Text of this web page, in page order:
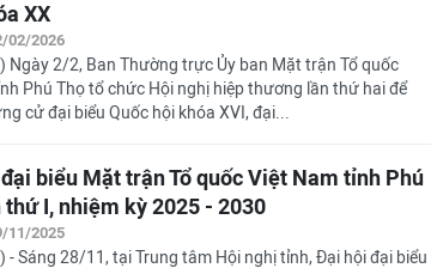
XX
02/2026
Ngày 2/2, Ban Thường trực Ủy ban Mặt trận Tổ quốc
Phú Thọ tổ chức Hội nghị hiệp thương lần thứ hai để
cử đại biểu Quốc hội khóa XVI, đại...
biểu Mặt trận Tổ quốc Việt Nam tỉnh Phú
thứ I, nhiệm kỳ 2025 - 2030
11/2025
- Sáng 28/11, tại Trung tâm Hội nghị tỉnh, Đại hội đại biểu